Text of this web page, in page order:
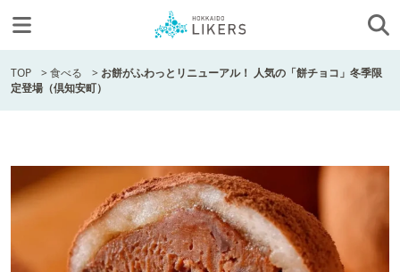
TOP >食べる > お餅がふわっとリニューアル！ 人気の「餅チョコ」冬季限
定登場（倶知安町）